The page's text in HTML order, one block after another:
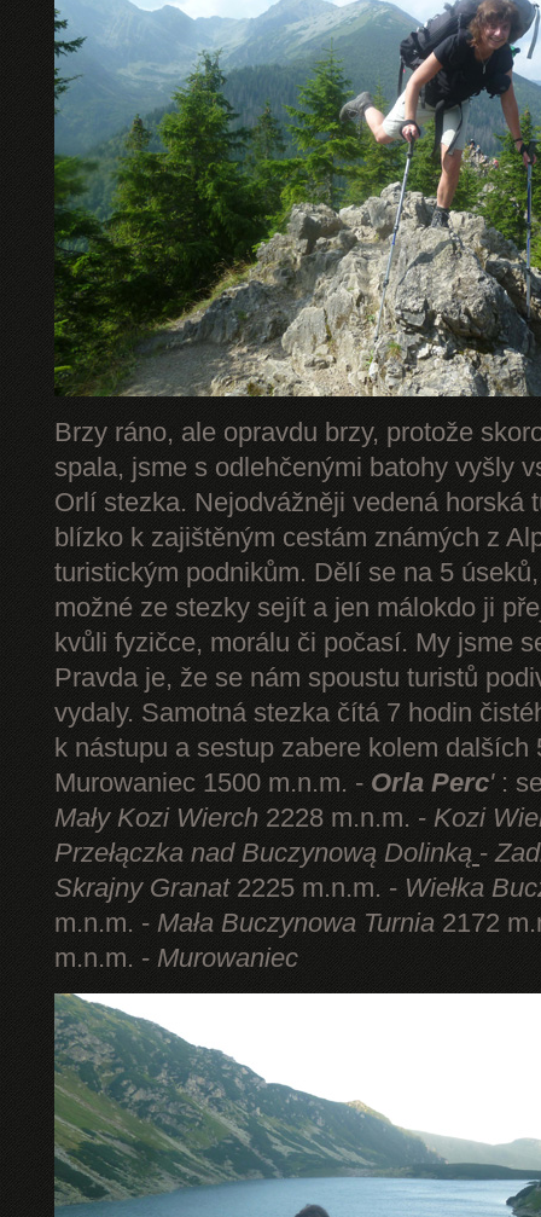
Brzy ráno, ale opravdu brzy, protože
spala, jsme s odlehčenými batohy vyšly
Orlí stezka. Nejodvážněji vedená horská
blízko k zajištěným cestám známých z
turistickým podnikům. Dělí se na 5
možné ze stezky sejít a jen málokdo ji
kvůli fyzičce, morálu či počasí. My jsme
Pravda je, že se nám spoustu turistů
vydaly. Samotná stezka čítá 7 hodin
k nástupu a sestup zabere kolem dalších
Murowaniec 1500 m.n.m. - Orla Perc':
Mały Kozi Wierch 2228 m.n.m. - Kozi
Przełączka nad Buczynową Dolinką -
Skrajny Granat2225 m.n.m. - Wiełka
m.n.m. - Mała Buczynowa Turnia 2172
m.n.m. - Murowaniec